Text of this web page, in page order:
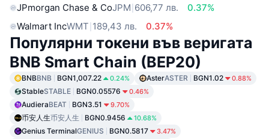
JPmorgan Chase & CoJPM 606,77 лв.
0.37%
Walmart IncWMT 189,43 лв. 0.37%
Популярни токени във веригата
BNB Smart Chain (BEP20)
BNBBNB BGN1,007.22 0.24% AsterASTER BGN1.02 0.88%
StableSTABLE BGN0.05576 0.46%
AudieraBEAT BGN3.51 9.70%
币安人生币安人生 BGN0.9456 10.68%
Genius TerminalGENIUS BGN0.5817 3.47%